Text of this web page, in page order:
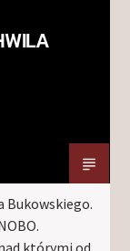
Bukowskiego.
którymi od